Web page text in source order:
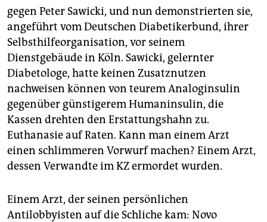
gegen Peter Sawicki, und nun demonstrierten sie,
angeführt vom Deutschen Diabetikerbund, ihrer
Selbsthilfeorganisation, vor seinem
Dienstgebäude in Köln. Sawicki, gelernter
Diabetologe, hatte keinen Zusatznutzen
nachweisen können von teurem Analoginsulin
gegenüber günstigerem Humaninsulin, die
Kassen drehten den Erstattungshahn zu.
Euthanasie auf Raten. Kann man einem Arzt
einen schlimmeren Vorwurf machen? Einem Arzt,
dessen Verwandte im KZ ermordet wurden.
Einem Arzt, der seinen persönlichen
Antilobbyisten auf die Schliche kam: Novo